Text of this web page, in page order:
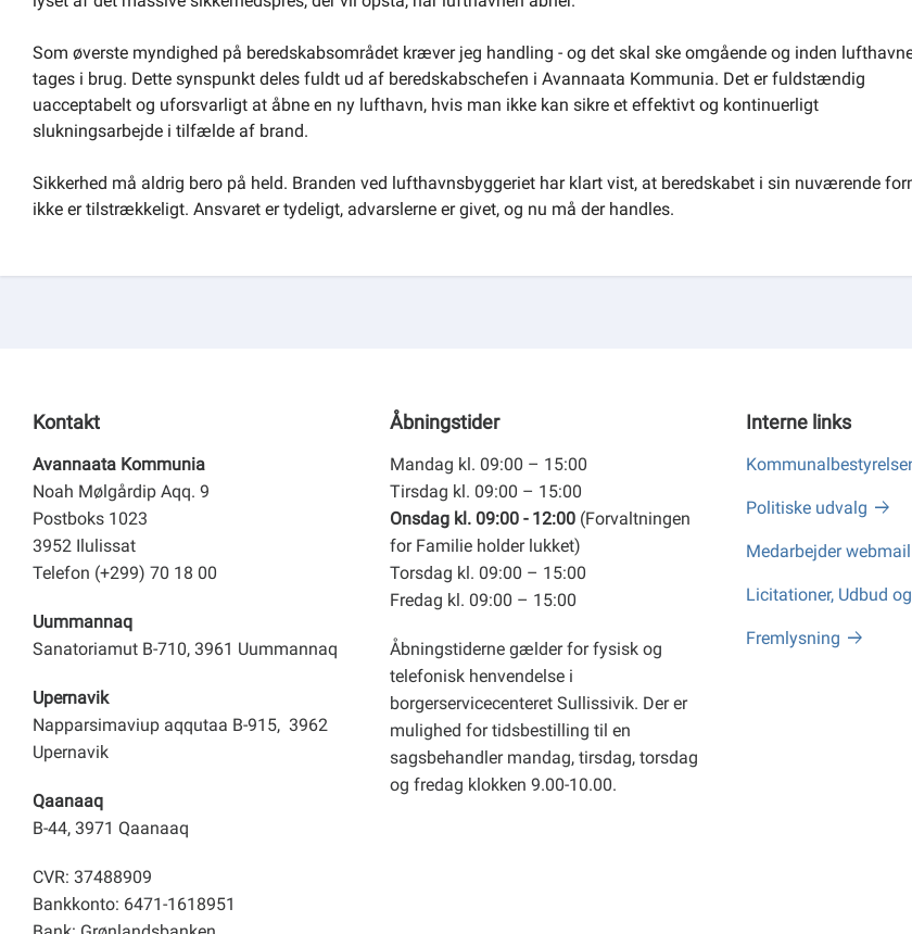
Som øverste myndighed på beredskabsområdet kræver jeg handling - og det skal ske omgående og inden
tages i brug. Dette synspunkt deles fuldt ud af beredskabschefen i Avannaata Kommunia. Det er fuldstændig
uacceptabelt og uforsvarligt at åbne en ny lufthavn, hvis man ikke kan sikre et effektivt og kontinuerligt
slukningsarbejde i tilfælde af brand.
Sikkerhed må aldrig bero på held. Branden ved lufthavnsbyggeriet har klart vist, at beredskabet i sin nuværende
ikke er tilstrækkeligt. Ansvaret er tydeligt, advarslerne er givet, og nu må der handles.
Kontakt
Avannaata Kommunia
Noah Mølgårdip Aqq. 9
Postboks 1023
3952 Ilulissat
Telefon (+299) 70 18 00
Uummannaq
Sanatoriamut B-710, 3961 Uummannaq
Upernavik
Napparsimaviup aqqutaa B-915, 3962
Upernavik
Qaanaaq
B-44, 3971 Qaanaaq
CVR: 37488909
Bankkonto: 6471-1618951
Åbningstider
Mandag kl. 09:00 – 15:00
Tirsdag kl. 09:00 – 15:00
Onsdag kl. 09:00 - 12:00 (Forvaltningen
for Familie holder lukket)
Torsdag kl. 09:00 – 15:00
Fredag kl. 09:00 – 15:00
Åbningstiderne gælder for fysisk og
telefonisk henvendelse i
borgerservicecenteret Sullissivik. Der er
mulighed for tidsbestilling til en
sagsbehandler mandag, tirsdag, torsdag
og fredag klokken 9.00-10.00.
Interne links
Politiske udvalg
Medarbejder webmail
Licitationer, Udbud
Fremlysning